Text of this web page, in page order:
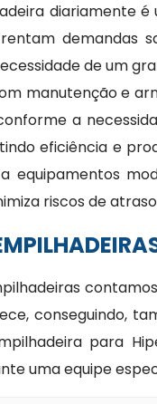
diariamente
demandas
de um
manutenção e
a
eficiência e
equipamentos
riscos de
conseguindo,
para
uma equipe